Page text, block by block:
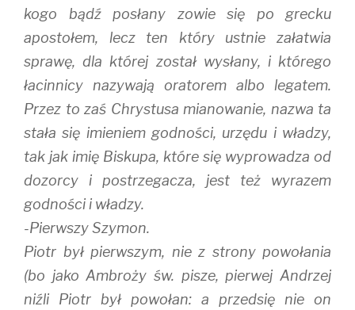
kogo bądź posłany zowie się po grecku
apostołem, lecz ten który ustnie załatwia
sprawę, dla której został wysłany, i którego
łacinnicy nazywają oratorem albo legatem.
Przez to zaś Chrystusa mianowanie, nazwa ta
stała się imieniem godności, urzędu i władzy,
tak jak imię Biskupa, które się wyprowadza od
dozorcy i postrzegacza, jest też wyrazem
godności i władzy.
-Pierwszy Szymon.
Piotr był pierwszym, nie z strony powołania
(bo jako Ambroży św. pisze, pierwej Andrzej
niźli Piotr był powołan: a przedsię nie on